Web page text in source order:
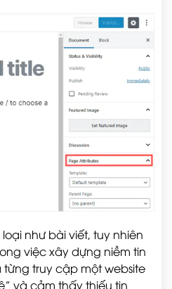
như bài viết, tuy nhiên
việc xây dựng niềm tin
truy cập một website
và cảm thấy thiếu tin